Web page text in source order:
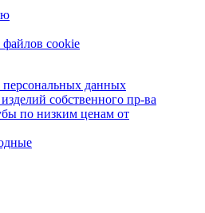
cookie
данных
собственного пр-ва
по низким ценам от